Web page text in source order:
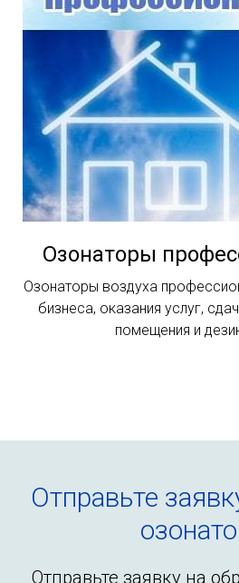
Озонаторы
Озонаторы воздуха
бизнеса, оказания услуг,
помещения и
Отправьте
Отправьте заявку на